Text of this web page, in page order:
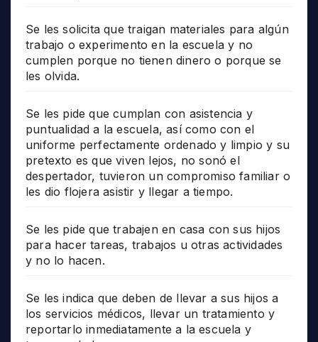
Se les solicita que traigan materiales para algún
trabajo o experimento en la escuela y no
cumplen porque no tienen dinero o porque se
les olvida.
Se les pide que cumplan con asistencia y
puntualidad a la escuela, así como con el
uniforme perfectamente ordenado y limpio y su
pretexto es que viven lejos, no sonó el
despertador, tuvieron un compromiso familiar o
les dio flojera asistir y llegar a tiempo.
Se les pide que trabajen en casa con sus hijos
para hacer tareas, trabajos u otras actividades
y no lo hacen.
Se les indica que deben de llevar a sus hijos a
los servicios médicos, llevar un tratamiento y
reportarlo inmediatamente a la escuela y